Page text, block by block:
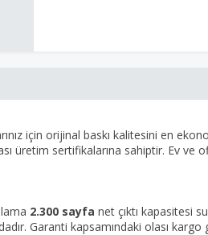
için orijinal baskı kalitesini en
sertifikalarına sahiptir. Ev ve
2.300 sayfa net çıktı kapasitesi
Garanti kapsamındaki olası